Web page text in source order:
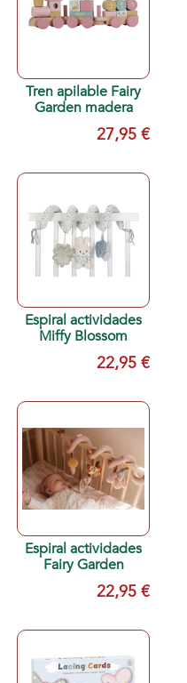
Tren apilable Fairy
Garden madera
27,95 €
Espiral actividades
Miffy Blossom
22,95 €
Espiral actividades
Fairy Garden
22,95 €